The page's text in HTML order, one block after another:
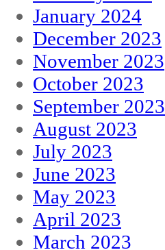
January 2024
December 2023
November 2023
October 2023
September 2023
August 2023
July 2023
June 2023
May 2023
April 2023
March 2023